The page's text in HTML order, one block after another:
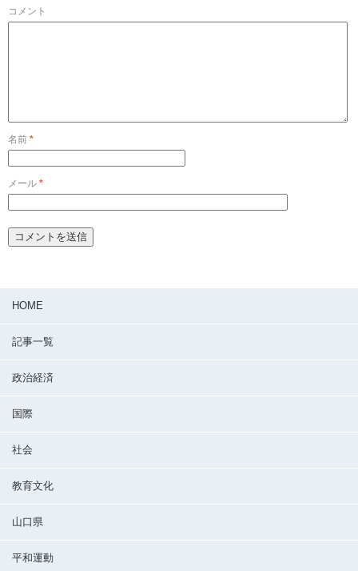
コメント
名前 *
メール *
HOME
記事一覧
政治経済
国際
社会
教育文化
山口県
平和運動